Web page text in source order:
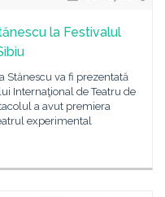
la Festivalul
Stănescu va fi prezentată
Internaţional de Teatru de
a avut premiera
experimental